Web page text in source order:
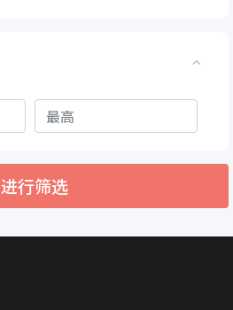
进行筛选